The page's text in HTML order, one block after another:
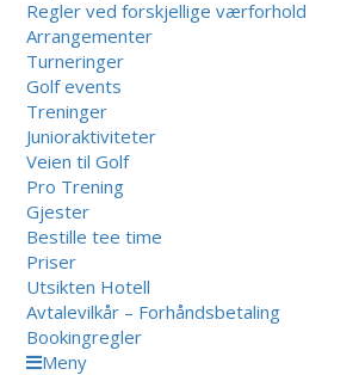
Regler ved forskjellige værforhold
Arrangementer
Turneringer
Golf events
Treninger
Junioraktiviteter
Veien til Golf
Pro Trening
Gjester
Bestille tee time
Priser
Utsikten Hotell
Avtalevilkår – Forhåndsbetaling
Bookingregler
Meny